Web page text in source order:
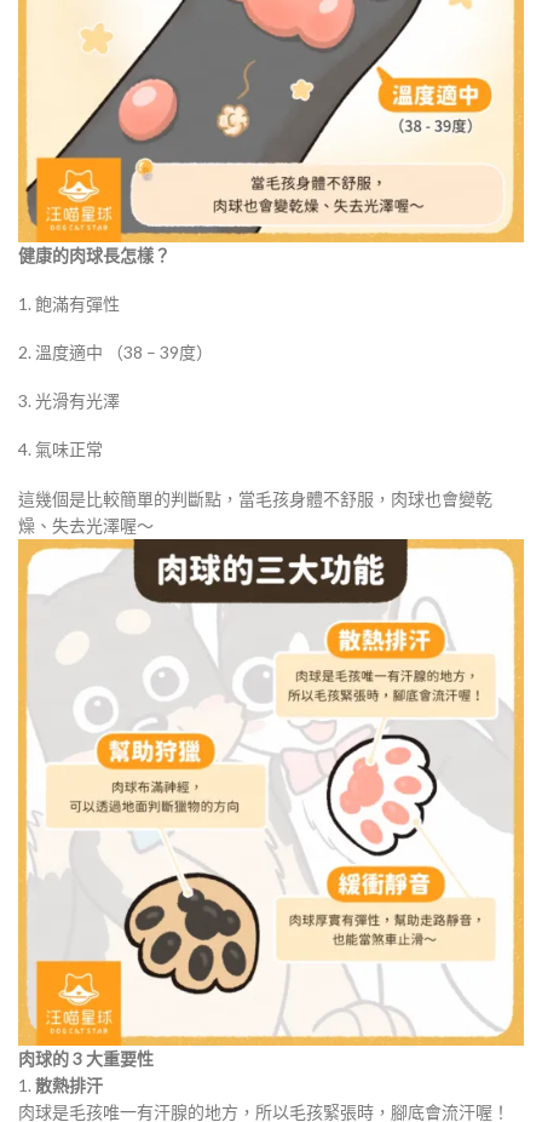
健康的肉球長怎樣？
1. 飽滿有彈性
2. 溫度適中 （38 – 39度）
3. 光滑有光澤
4. 氣味正常
這幾個是比較簡單的判斷點，當毛孩身體不舒服，肉球也會變乾
燥、失去光澤喔～
肉球的 3 大重要性
1. 散熱排汗
肉球是毛孩唯一有汗腺的地方，所以毛孩緊張時，腳底會流汗喔！